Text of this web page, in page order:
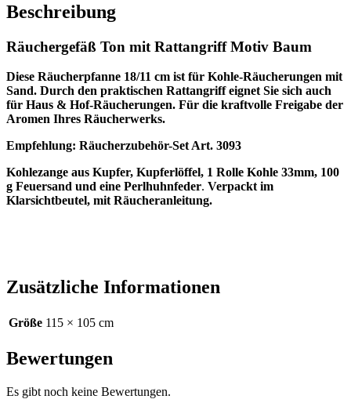
Beschreibung
Räuchergefäß Ton mit Rattangriff Motiv Baum
Diese Räucherpfanne 18/11 cm ist für Kohle-Räucherungen mit
Sand. Durch den praktischen Rattangriff eignet Sie sich auch
für Haus & Hof-Räucherungen. Für die kraftvolle Freigabe der
Aromen Ihres Räucherwerks.
Empfehlung: Räucherzubehör-Set Art. 3093
Kohlezange aus Kupfer, Kupferlöffel, 1 Rolle Kohle 33mm, 100
g Feuersand und eine Perlhuhnfeder. Verpackt im
Klarsichtbeutel, mit Räucheranleitung.
Zusätzliche Informationen
Größe 115 × 105 cm
Bewertungen
Es gibt noch keine Bewertungen.